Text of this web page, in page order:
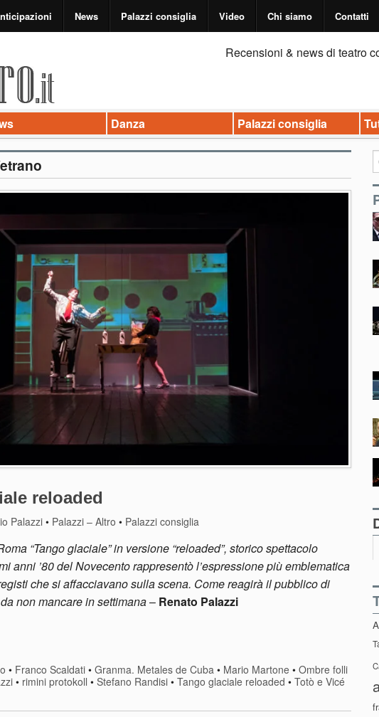
News Palazzi consiglia Video Chi siamo Contatti
Recensioni & news di teatro
Danza Palazzi consiglia
reloaded
Palazzi• Palazzi – Altro • Palazzi consiglia
“Tango glaciale” in versione “reloaded”, storico spettacolo
anni ’80 del Novecento rappresentò l’espressione più emblematica
che si affacciavano sulla scena. Come reagirà il pubblico di
non mancare in settimana– Renato Palazzi
• Franco Scaldati •Granma. Metales de Cuba • Mario Martone •Ombre folli
• rimini protokoll • Stefano Randisi • Tango glaciale reloaded • Totò e Vicé